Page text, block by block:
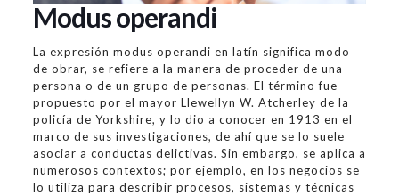
Modus operandi
La expresión modus operandi en latín significa modo
de obrar, se refiere a la manera de proceder de una
persona o de un grupo de personas. El término fue
propuesto por el mayor Llewellyn W. Atcherley de la
policía de Yorkshire, y lo dio a conocer en 1913 en el
marco de sus investigaciones, de ahí que se lo suele
asociar a conductas delictivas. Sin embargo, se aplica a
numerosos contextos; por ejemplo, en los negocios se
lo utiliza para describir procesos, sistemas y técnicas